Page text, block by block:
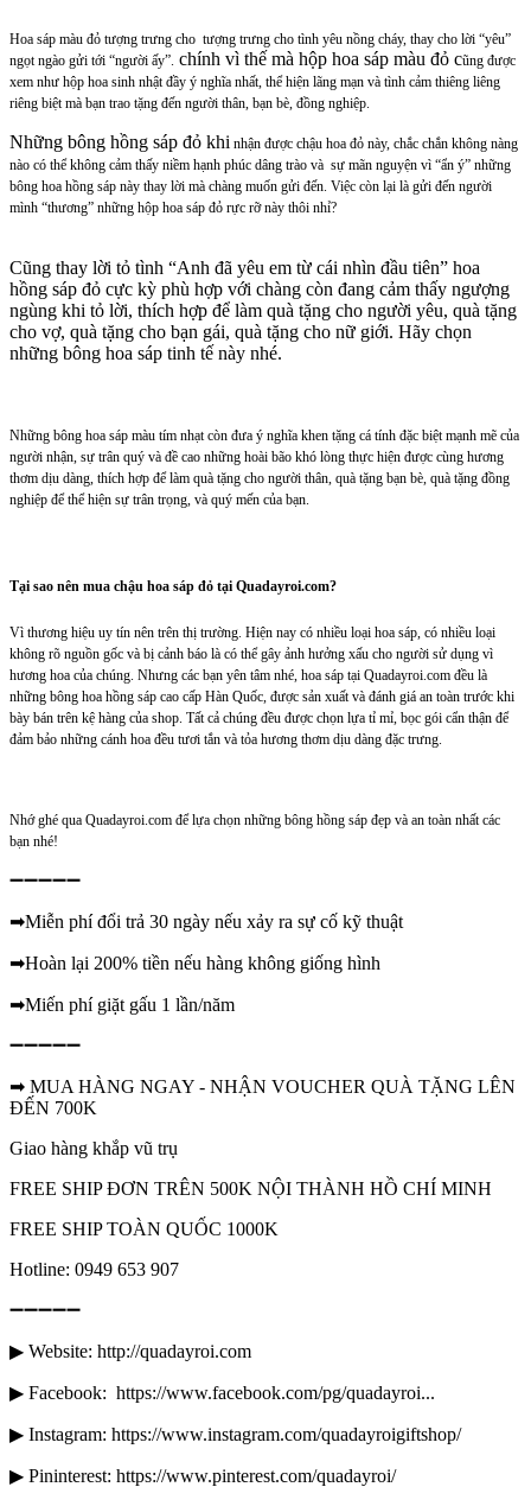
Hoa sáp màu đỏ tượng trưng cho tượng trưng cho tình yêu nồng cháy, thay cho lời “yêu”
ngọt ngào gửi tới “người ấy”. chính vì thế mà hộp hoa sáp màu đỏ cũng được
xem như hộp hoa sinh nhật đầy ý nghĩa nhất, thể hiện lãng mạn và tình cảm thiêng liêng
riêng biệt mà bạn trao tặng đến người thân, bạn bè, đồng nghiệp.
Những bông hồng sáp đỏ khi nhận được chậu hoa đỏ này, chắc chắn không nàng
nào có thể không cảm thấy niềm hạnh phúc dâng trào và sự mãn nguyện vì “ẩn ý” những
bông hoa hồng sáp này thay lời mà chàng muốn gửi đến. Việc còn lại là gửi đến người
mình “thương” những hộp hoa sáp đỏ rực rỡ này thôi nhỉ?
Cũng thay lời tỏ tình “Anh đã yêu em từ cái nhìn đầu tiên” hoa
hồng sáp đỏ cực kỳ phù hợp với chàng còn đang cảm thấy ngượng
ngùng khi tỏ lời, thích hợp để làm quà tặng cho người yêu, quà tặng
cho vợ, quà tặng cho bạn gái, quà tặng cho nữ giới. Hãy chọn
những bông hoa sáp tinh tế này nhé.
Những bông hoa sáp màu tím nhạt còn đưa ý nghĩa khen tặng cá tính đặc biệt mạnh mẽ của
người nhận, sự trân quý và đề cao những hoài bão khó lòng thực hiện được cùng hương
thơm dịu dàng, thích hợp để làm quà tặng cho người thân, quà tặng bạn bè, quà tặng đồng
nghiệp để thể hiện sự trân trọng, và quý mến của bạn.
Tại sao nên mua chậu hoa sáp đỏ tại Quadayroi.com?
Vì thương hiệu uy tín nên trên thị trường. Hiện nay có nhiều loại hoa sáp, có nhiều loại
không rõ nguồn gốc và bị cảnh báo là có thể gây ảnh hưởng xấu cho người sử dụng vì
hương hoa của chúng. Nhưng các bạn yên tâm nhé, hoa sáp tại Quadayroi.com đều là
những bông hoa hồng sáp cao cấp Hàn Quốc, được sản xuất và đánh giá an toàn trước khi
bày bán trên kệ hàng của shop. Tất cả chúng đều được chọn lựa tỉ mỉ, bọc gói cẩn thận để
đảm bảo những cánh hoa đều tươi tắn và tỏa hương thơm dịu dàng đặc trưng.
Nhớ ghé qua Quadayroi.com để lựa chọn những bông hồng sáp đẹp và an toàn nhất các
bạn nhé!
➖➖➖➖➖
➡Miễn phí đổi trả 30 ngày nếu xảy ra sự cố kỹ thuật
➡Hoàn lại 200% tiền nếu hàng không giống hình
➡Miến phí giặt gấu 1 lần/năm
➖➖➖➖➖
➡ MUA HÀNG NGAY - NHẬN VOUCHER QUÀ TẶNG LÊN
ĐẾN 700K
Giao hàng khắp vũ trụ
FREE SHIP ĐƠN TRÊN 500K NỘI THÀNH HỒ CHÍ MINH
FREE SHIP TOÀN QUỐC 1000K
Hotline: 0949 653 907
➖➖➖➖➖
▶ Website: http://quadayroi.com
▶ Facebook: https://www.facebook.com/pg/quadayroi...
▶ Instagram: https://www.instagram.com/quadayroigiftshop/
▶ Pininterest: https://www.pinterest.com/quadayroi/